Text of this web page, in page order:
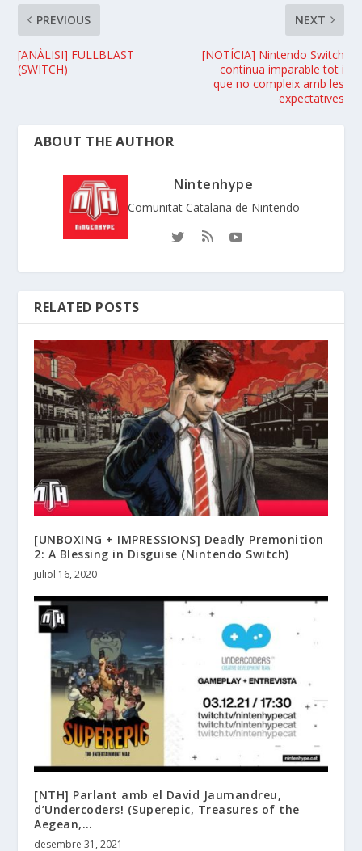
PREVIOUS
[ANÀLISI] FULLBLAST
(SWITCH)
NEXT
[NOTÍCIA] Nintendo Switch
continua imparable tot i
que no compleix amb les
expectatives
ABOUT THE AUTHOR
Nintenhype
Comunitat Catalana de Nintendo
RELATED POSTS
[UNBOXING + IMPRESSIONS] Deadly Premonition
2: A Blessing in Disguise (Nintendo Switch)
juliol 16, 2020
[NTH] Parlant amb el David Jaumandreu,
d’Undercoders! (Superepic, Treasures of the
Aegean,…
desembre 31, 2021